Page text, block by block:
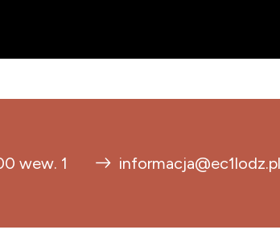
wew. 1 informacja@ec1lodz.pl